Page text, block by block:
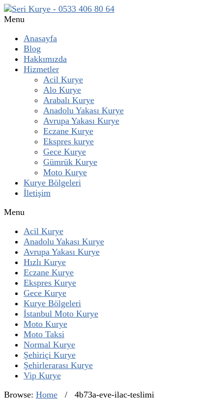
Menu
Anasayfa
Blog
Hakkımızda
Hizmetler
Acil Kurye
Alo Kurye
Arabalı Kurye
Anadolu Yakası Kurye
Avrupa Yakası Kurye
Eczane Kurye
Ekspres kurye
Gece Kurye
Gümrük Kurye
Moto Kurye
Kurye Bölgeleri
İletişim
Menu
Acil Kurye
Anadolu Yakası Kurye
Avrupa Yakası Kurye
Hızlı Kurye
Eczane Kurye
Ekspres Kurye
Gece Kurye
Kurye Bölgeleri
İstanbul Moto Kurye
Moto Kurye
Moto Taksi
Normal Kurye
Şehiriçi Kurye
Şehirlerarası Kurye
Vip Kurye
Browse: Home / 4b73a-eve-ilac-teslimi